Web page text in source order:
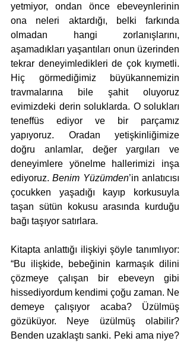
yetmiyor, ondan önce ebeveynlerinin
ona neleri aktardığı, belki farkında
olmadan hangi zorlanışlarını,
aşamadıkları yaşantıları onun üzerinden
tekrar deneyimledikleri de çok kıymetli.
Hiç görmediğimiz büyükannemizin
travmalarına bile şahit oluyoruz
evimizdeki derin soluklarda. O solukları
teneffüs ediyor ve bir parçamız
yapıyoruz. Oradan yetişkinliğimize
doğru anlamlar, değer yargıları ve
deneyimlere yönelme hallerimizi inşa
ediyoruz. Benim Yüzümden’in anlatıcısı
çocukken yaşadığı kayıp korkusuyla
taşan sütün kokusu arasında kurduğu
bağı taşıyor satırlara.
Kitapta anlattığı ilişkiyi şöyle tanımlıyor:
“Bu ilişkide, bebeğinin karmaşık dilini
çözmeye çalışan bir ebeveyn gibi
hissediyordum kendimi çoğu zaman. Ne
demeye çalışıyor acaba? Üzülmüş
gözüküyor. Neye üzülmüş olabilir?
Benden uzaklaştı sanki. Peki ama niye?